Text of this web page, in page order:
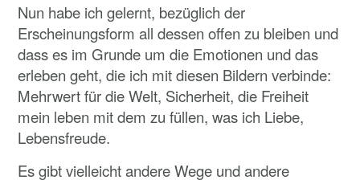
Nun habe ich gelernt, bezüglich der
Erscheinungsform all dessen offen zu bleiben und
dass es im Grunde um die Emotionen und das
erleben geht, die ich mit diesen Bildern verbinde:
Mehrwert für die Welt, Sicherheit, die Freiheit
mein leben mit dem zu füllen, was ich Liebe,
Lebensfreude.
Es gibt vielleicht andere Wege und andere